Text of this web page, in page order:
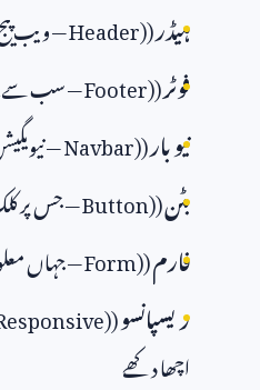
ہیڈر(
Header)— ویب
فوٹر(
Footer)— سب سے
نیو بار(
Navbar)
—
بٹن(
Button)— جس پر
فارم(
Form)— جہاں
ریسپانسو(
اچھا دکھے